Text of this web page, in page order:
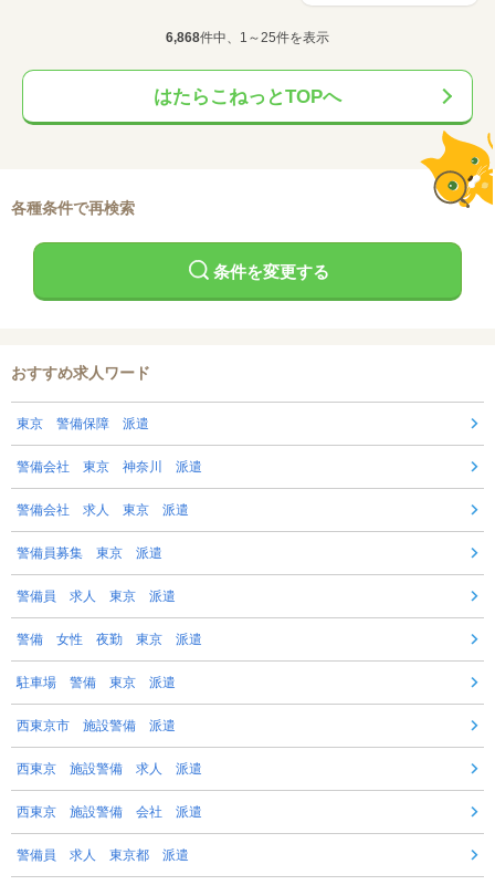
6,868件中、1～25件を表示
はたらこねっとTOPへ
各種条件で再検索
条件を変更する
おすすめ求人ワード
東京 警備保障 派遣
警備会社 東京 神奈川 派遣
警備会社 求人 東京 派遣
警備員募集 東京 派遣
警備員 求人 東京 派遣
警備 女性 夜勤 東京 派遣
駐車場 警備 東京 派遣
西東京市 施設警備 派遣
西東京 施設警備 求人 派遣
西東京 施設警備 会社 派遣
警備員 求人 東京都 派遣